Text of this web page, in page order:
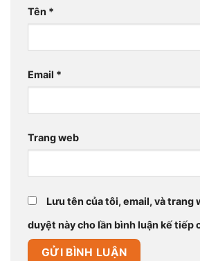
Tên *
Email *
Trang web
Lưu tên của tôi, email, và trang
duyệt này cho lần bình luận kế tiếp